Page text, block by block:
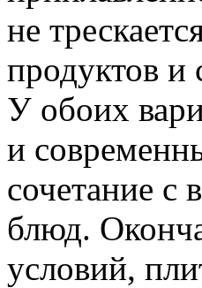
не
продуктов и
У обоих
и
сочетание с
блюд.
условий,